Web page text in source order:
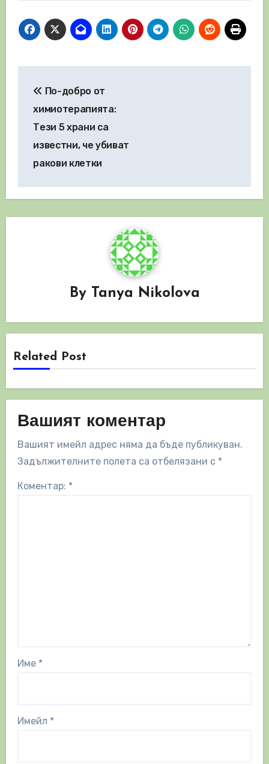
По-добро от
химиотерапията:
Тези 5 храни са
известни, че убиват
ракови клетки
By Tanya Nikolova
Related Post
Вашият коментар
Вашият имейл адрес няма да бъде публикуван.
Задължителните полета са отбелязани с *
Коментар: *
Име *
Имейл *